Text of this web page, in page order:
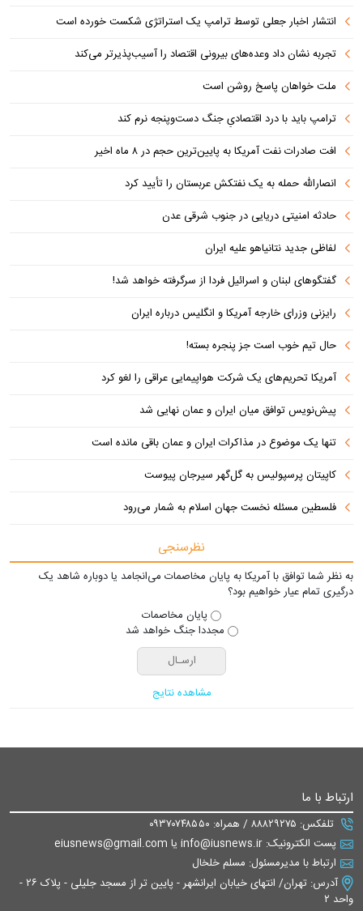
انتشار اخبار جعلی توسط ترامپ یک استراتژی شکست خورده است
تجربه نشان داد وعده‌های بیرونی اقتصاد را آسیب‌پذیرتر می‌کند
ملت خواهان پاسخ روشن است
ترامپ باید با درد اقتصادیِ جنگ دست‌و‌پنجه نرم کند
افت صادرات نفت آمریکا به پایین‌ترین حجم در ۸ ماه اخیر
انصارالله حمله به یک نفتکش عربستان را تأیید کرد
حادثه امنیتی دریایی در جنوب شرقی عدن
لفاظی جدید نتانیاهو علیه ایران
گفتگوهای لبنان و اسرائیل فردا از سرگرفته خواهد شد!
رایزنی وزرای خارجه آمریکا و انگلیس درباره ایران
حال تیم خوب است جز پنجره بسته!
آمریکا تحریم‌های یک شرکت هواپیمایی عراقی را لغو کرد
پیش‌نویس توافق میان ایران و عمان نهایی شد
تنها یک موضوع در مذاکرات ایران و عمان باقی مانده است
کاپیتان پرسپولیس به گل‌گهر سیرجان پیوست
فلسطین مسئله نخست جهان اسلام به شمار می‌رود
نظرسنجی
به نظر شما توافق با آمریکا به پایان مخاصمات می‌انجامد یا دوباره شاهد یک
درگیری تمام عیار خواهیم بود؟
پایان مخاصمات
مجددا جنگ خواهد شد
مشاهده نتایج
ارتباط با ما
تلفکس: ۸۸۸۲۹۲۷۵ / همراه: ۰۹۳۷۰۷۴۸۵۵۰
پست الکترونیک: info@iusnews.ir یا eiusnews@gmail.com
ارتباط با مدیرمسئول: مسلم خلخال
آدرس: تهران/ انتهای خیابان ایرانشهر - پایین تر از مسجد جلیلی - پلاک ۲۶ -
واحد ۲